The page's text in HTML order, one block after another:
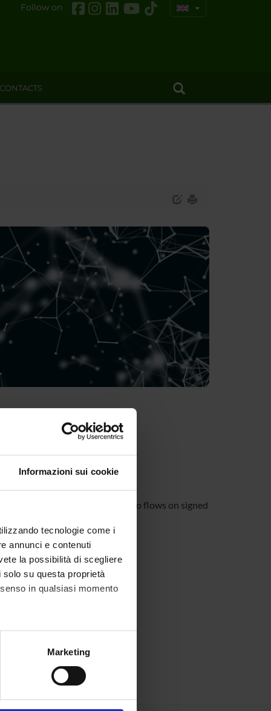
Informazioni sui cookie
tecnologie come i
annunci e contenuti
la possibilità di scegliere
su questa proprietà
in qualsiasi momento
metro,Marketing
Follow on
CONTACTS
lecture we study nowhere-zero flows on signed